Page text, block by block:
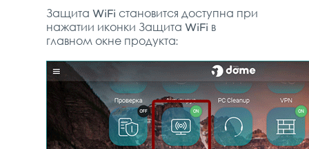
Защита WiFi становится доступна при
нажатии иконки Защита WiFi в
главном окне продукта: